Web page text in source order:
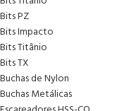
Bits PZ
Bits Impacto
Bits Titânio
Bits TX
Buchas de Nylon
Buchas Metálicas